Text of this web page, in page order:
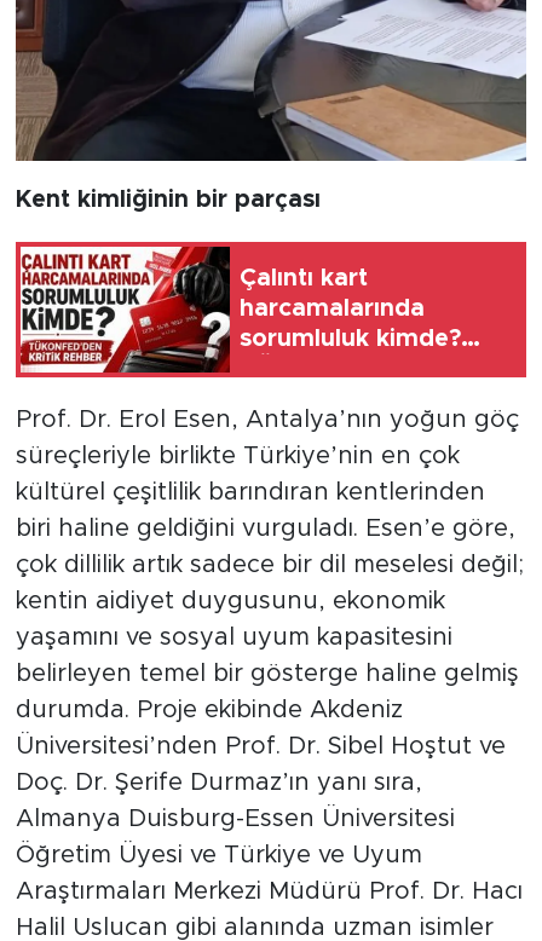
Kent kimliğinin bir parçası
Çalıntı kart
harcamalarında
sorumluluk kimde?
Prof. Dr. Erol Esen, Antalya’nın yoğun göç
süreçleriyle birlikte Türkiye’nin en çok
kültürel çeşitlilik barındıran kentlerinden
biri haline geldiğini vurguladı. Esen’e göre,
çok dillilik artık sadece bir dil meselesi değil;
kentin aidiyet duygusunu, ekonomik
yaşamını ve sosyal uyum kapasitesini
belirleyen temel bir gösterge haline gelmiş
durumda. Proje ekibinde Akdeniz
Üniversitesi’nden Prof. Dr. Sibel Hoştut ve
Doç. Dr. Şerife Durmaz’ın yanı sıra,
Almanya Duisburg-Essen Üniversitesi
Öğretim Üyesi ve Türkiye ve Uyum
Araştırmaları Merkezi Müdürü Prof. Dr. Hacı
Halil Uslucan gibi alanında uzman isimler